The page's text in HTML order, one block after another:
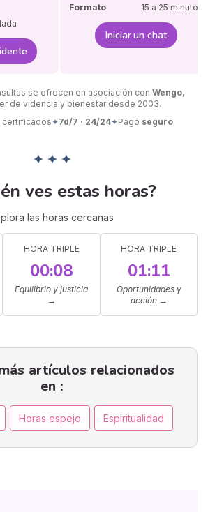
Formato
15 a 25 minutos
Iniciar un chat
se ofrecen en asociación con Wengo,
de videncia y bienestar desde 2003.
certificados✦7d/7 · 24/24✦Pago seguro
✦ ✦ ✦
ves estas horas?
las horas cercanas
HORA TRIPLE
00:08
Equilibrio y justicia
→
HORA TRIPLE
01:11
Oportunidades y
acción→
artículos relacionados
en :
Horas espejo Espiritualidad